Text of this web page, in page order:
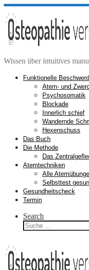
Zum
Inhalt
springen
Wissen über intuitives
Funktionelle
Atem- und
Psychosomatik
Blockade
Innerlich schief
Wandernde
Hexenschuss
Das Buch
Die Methode
Das
Atemtechniken
Alle
Selbsttest
Gesundheitscheck
Termin
Search
Suche